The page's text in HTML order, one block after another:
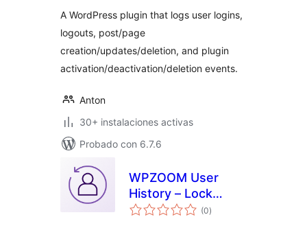
A WordPress plugin that logs user logins,
logouts, post/page
creation/updates/deletion, and plugin
activation/deactivation/deletion events.
Anton
30+ instalaciones activas
Probado con 6.7.6
WPZOOM User
History – Lock
Users & Change
(0total
de
)